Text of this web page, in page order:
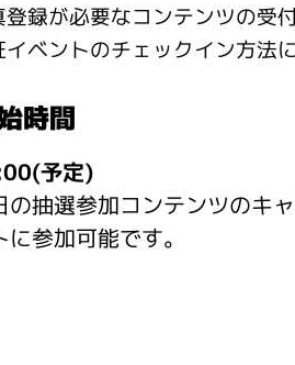
録が必要なコンテンツの受
イベントのチェックイン方法
時間
予定)
抽選参加コンテンツのキ
に参加可能です。